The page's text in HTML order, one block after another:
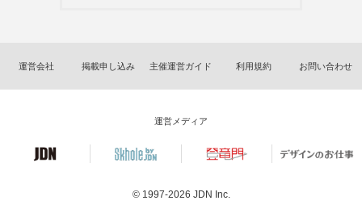
運営会社 掲載申し込み 主催運営ガイド 利用規約 お問い合わせ
運営メディア
© 1997-2026 JDN Inc.